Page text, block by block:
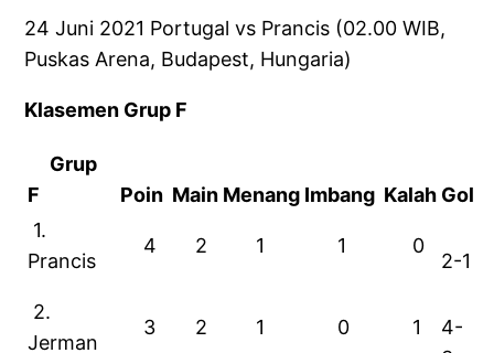
24 Juni 2021 Portugal vs Prancis (02.00 WIB,
Puskas Arena, Budapest, Hungaria)
Klasemen Grup F
Grup
F
Poin Main Menang Imbang Kalah Gol
1.
Prancis
4 2 1 1 0
2-1
2.
Jerman
3 2 1 0 1
4-